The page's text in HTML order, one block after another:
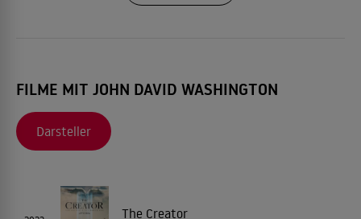
(2007 aufgelöst) an die Seite vonSpike Leeals dessen
Erste Schauspielluft schnupperte der sympathische
Lees "Malcolm X" und auch in "Teufel in Blau" war er in einer
FILME MIT JOHN DAVID WASHINGTON
Darsteller
The Creator